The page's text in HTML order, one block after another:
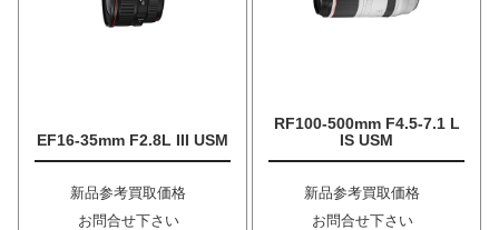
EF16-35mm F2.8L III USM
新品参考買取価格
お問合せ下さい
RF100-500mm F4.5-7.1 L
IS USM
新品参考買取価格
お問合せ下さい